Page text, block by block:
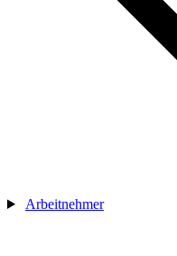
Arbeitnehmer